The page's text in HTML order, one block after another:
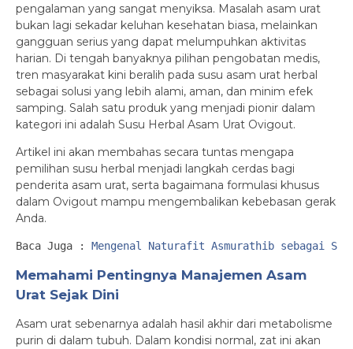
pengalaman yang sangat menyiksa. Masalah asam urat
bukan lagi sekadar keluhan kesehatan biasa, melainkan
gangguan serius yang dapat melumpuhkan aktivitas
harian. Di tengah banyaknya pilihan pengobatan medis,
tren masyarakat kini beralih pada susu asam urat herbal
sebagai solusi yang lebih alami, aman, dan minim efek
samping. Salah satu produk yang menjadi pionir dalam
kategori ini adalah Susu Herbal Asam Urat Ovigout.
Artikel ini akan membahas secara tuntas mengapa
pemilihan susu herbal menjadi langkah cerdas bagi
penderita asam urat, serta bagaimana formulasi khusus
dalam Ovigout mampu mengembalikan kebebasan gerak
Anda.
Baca Juga : Mengenal Naturafit Asmurathib sebagai
Memahami Pentingnya Manajemen Asam
Urat Sejak Dini
Asam urat sebenarnya adalah hasil akhir dari metabolisme
purin di dalam tubuh. Dalam kondisi normal, zat ini akan